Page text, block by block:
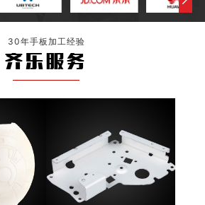
30年手板加工经验
齐乐服务